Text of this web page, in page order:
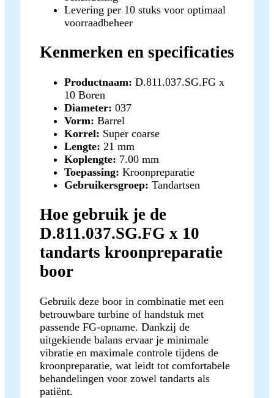
Levering per 10 stuks voor optimaal
voorraadbeheer
Kenmerken en specificaties
Productnaam: D.811.037.SG.FG x
10 Boren
Diameter: 037
Vorm: Barrel
Korrel: Super coarse
Lengte: 21 mm
Koplengte: 7.00 mm
Toepassing: Kroonpreparatie
Gebruikersgroep: Tandartsen
Hoe gebruik je de
D.811.037.SG.FG x 10
tandarts kroonpreparatie
boor
Gebruik deze boor in combinatie met een
betrouwbare turbine of handstuk met
passende FG-opname. Dankzij de
uitgekiende balans ervaar je minimale
vibratie en maximale controle tijdens de
kroonpreparatie, wat leidt tot comfortabele
behandelingen voor zowel tandarts als
patiënt.